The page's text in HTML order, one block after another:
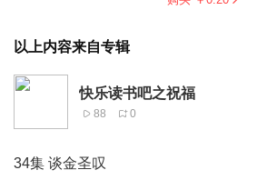
以上内容来自专辑
快乐读书吧之祝福
88 0
34集 谈金圣叹